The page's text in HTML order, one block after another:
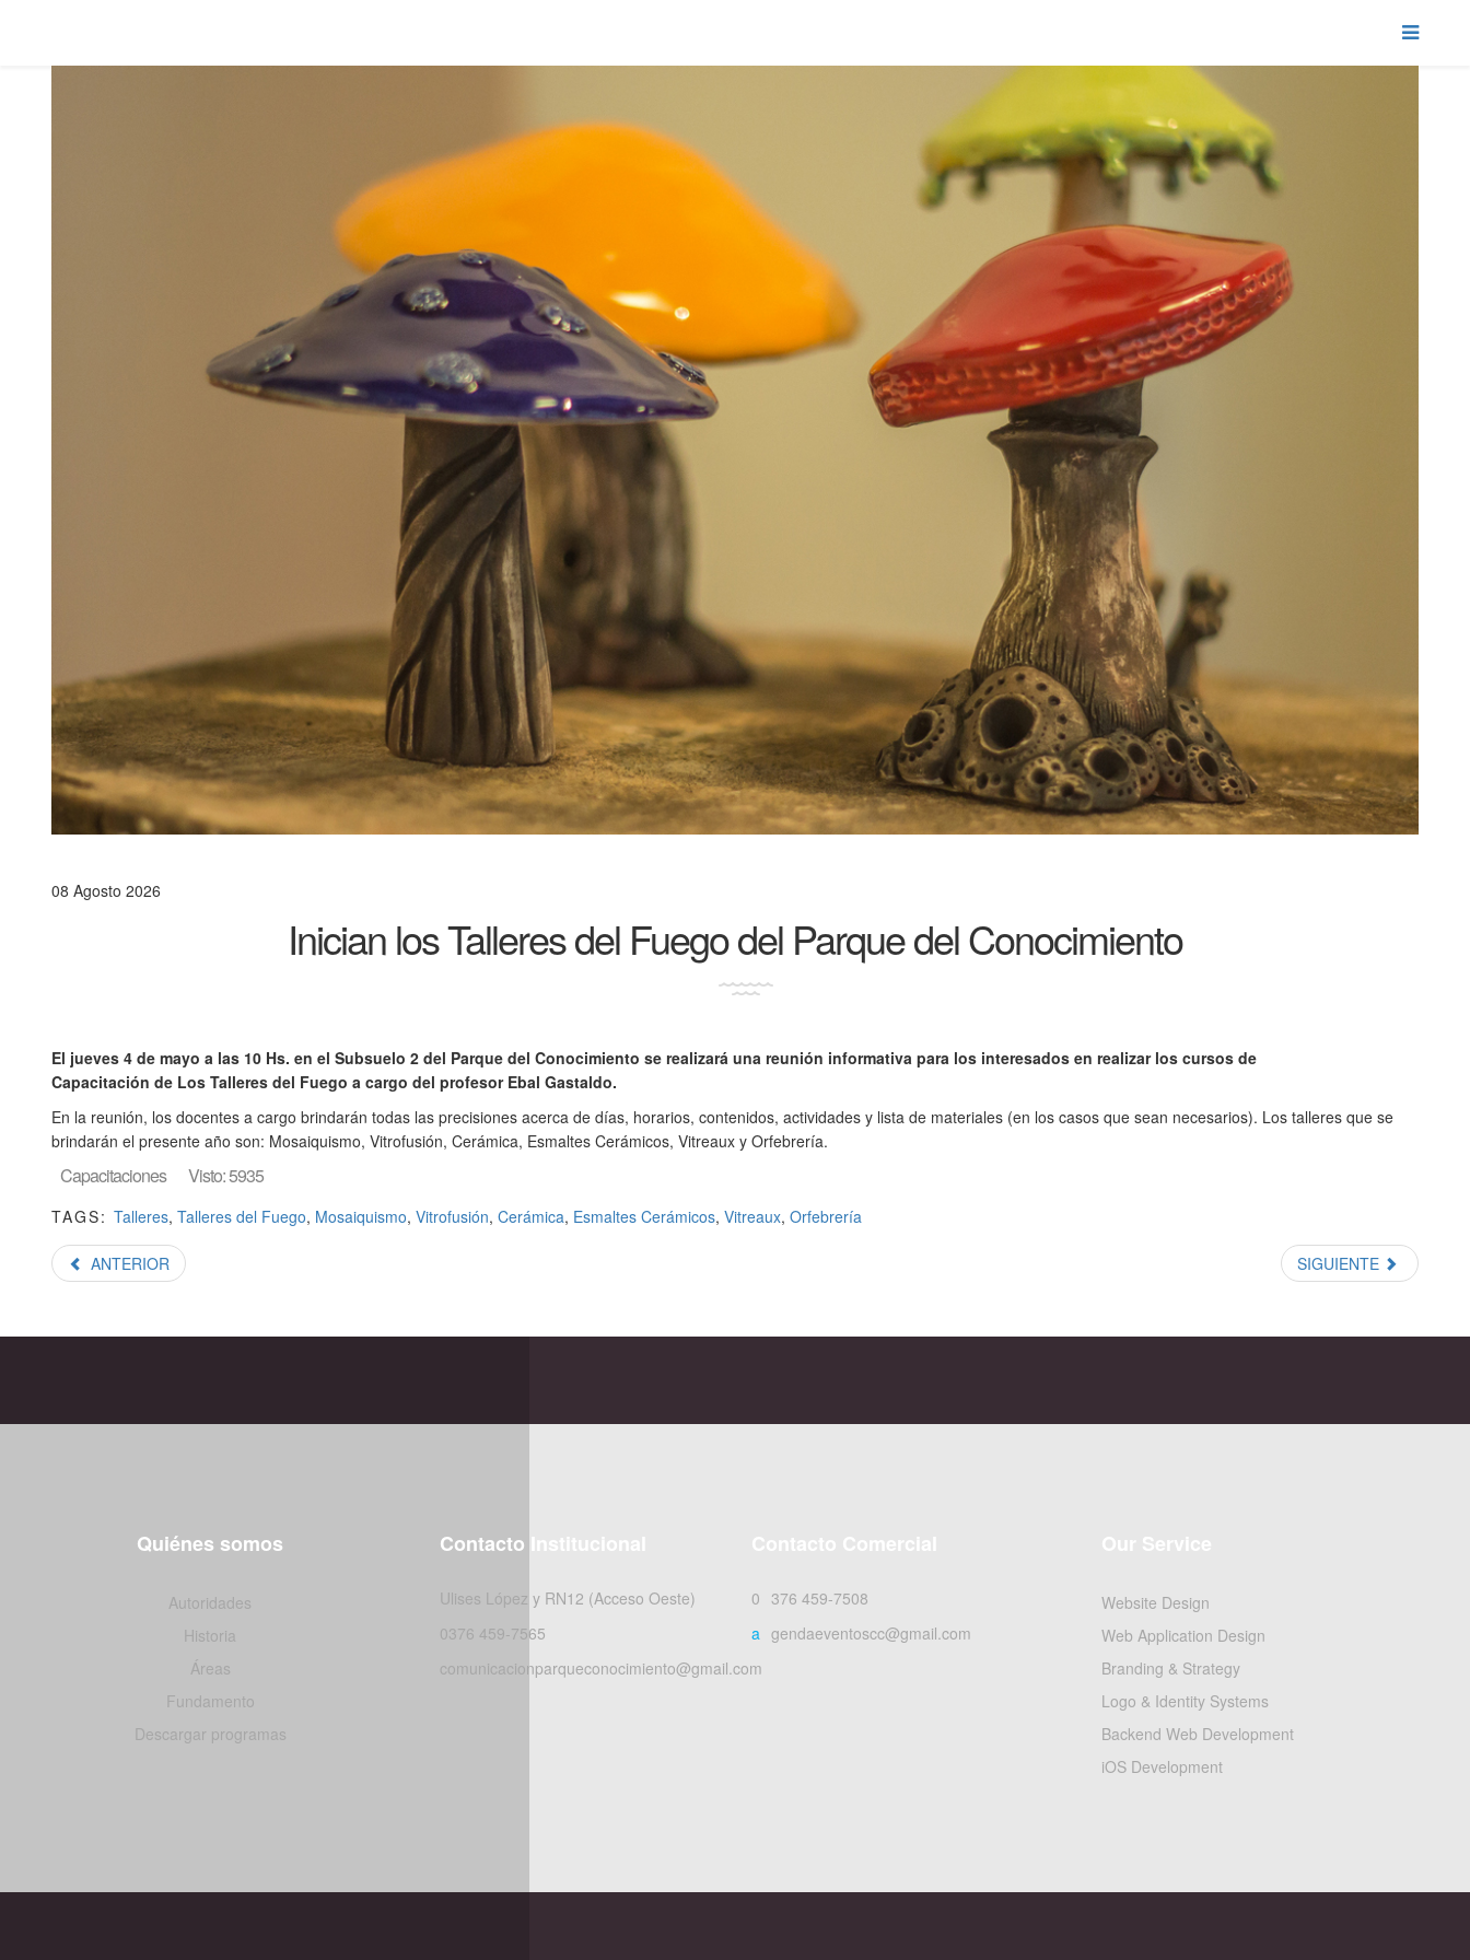
08 Agosto 2026
Inician los Talleres del Fuego del Parque del Conocimiento
El jueves 4 de mayo a las 10 Hs. en el Subsuelo 2 del Parque del Conocimiento se realizará una reunión informativa para los interesados en realizar los cursos de
Capacitación de Los Talleres del Fuego a cargo del profesor Ebal Gastaldo.
En la reunión, los docentes a cargo brindarán todas las precisiones acerca de días, horarios, contenidos, actividades y lista de materiales (en los casos que sean necesarios). Los talleres que se
brindarán el presente año son: Mosaiquismo, Vitrofusión, Cerámica, Esmaltes Cerámicos, Vitreaux y Orfebrería.
Capacitaciones Visto: 5935
TAGS: Talleres, Talleres del Fuego, Mosaiquismo, Vitrofusión, Cerámica, Esmaltes Cerámicos, Vitreaux, Orfebrería
ANTERIOR SIGUIENTE
Quiénes somos
Autoridades
Historia
Áreas
Fundamento
Descargar programas
Contacto Institucional
Ulises López y RN12 (Acceso Oeste)
0376 459-7565
comunicacionparqueconocimiento@gmail.com
0376 459-7508
agendaeventoscc@gmail.com
Website Design
Web Application Design
Branding & Strategy
Logo & Identity Systems
Backend Web Development
iOS Development